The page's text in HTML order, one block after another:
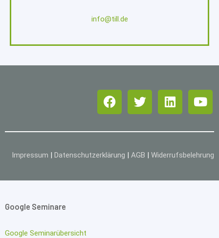
info@till.de
Impressum | Datenschutzerklärung | AGB | Widerrufsbelehrung
Google Seminare
Google Seminarübersicht